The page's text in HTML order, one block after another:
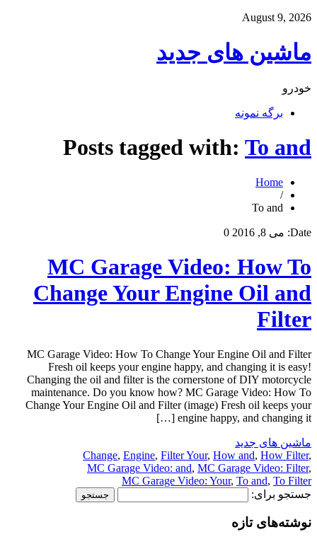
August 9, 2026
ماشین های جدید
خودرو
برگه نمونه
Posts tagged with: To and
Home
/
To and
Date: می 8, 2016 0
MC Garage Video: How To
Change Your Engine Oil and
Filter
MC Garage Video: How To Change Your Engine Oil and Filter
Fresh oil keeps your engine happy, and changing it is easy!
Changing the oil and filter is the cornerstone of DIY motorcycle
maintenance. Do you know how? MC Garage Video: How To
Change Your Engine Oil and Filter (image) Fresh oil keeps your
engine happy, and changing it […]
ماشین های جدید
Change, Engine, Filter Your, How and, How Filter,
MC Garage Video: and, MC Garage Video: Filter,
MC Garage Video: Your, To and, To Filter
جستجو برای:
نوشته‌های تازه